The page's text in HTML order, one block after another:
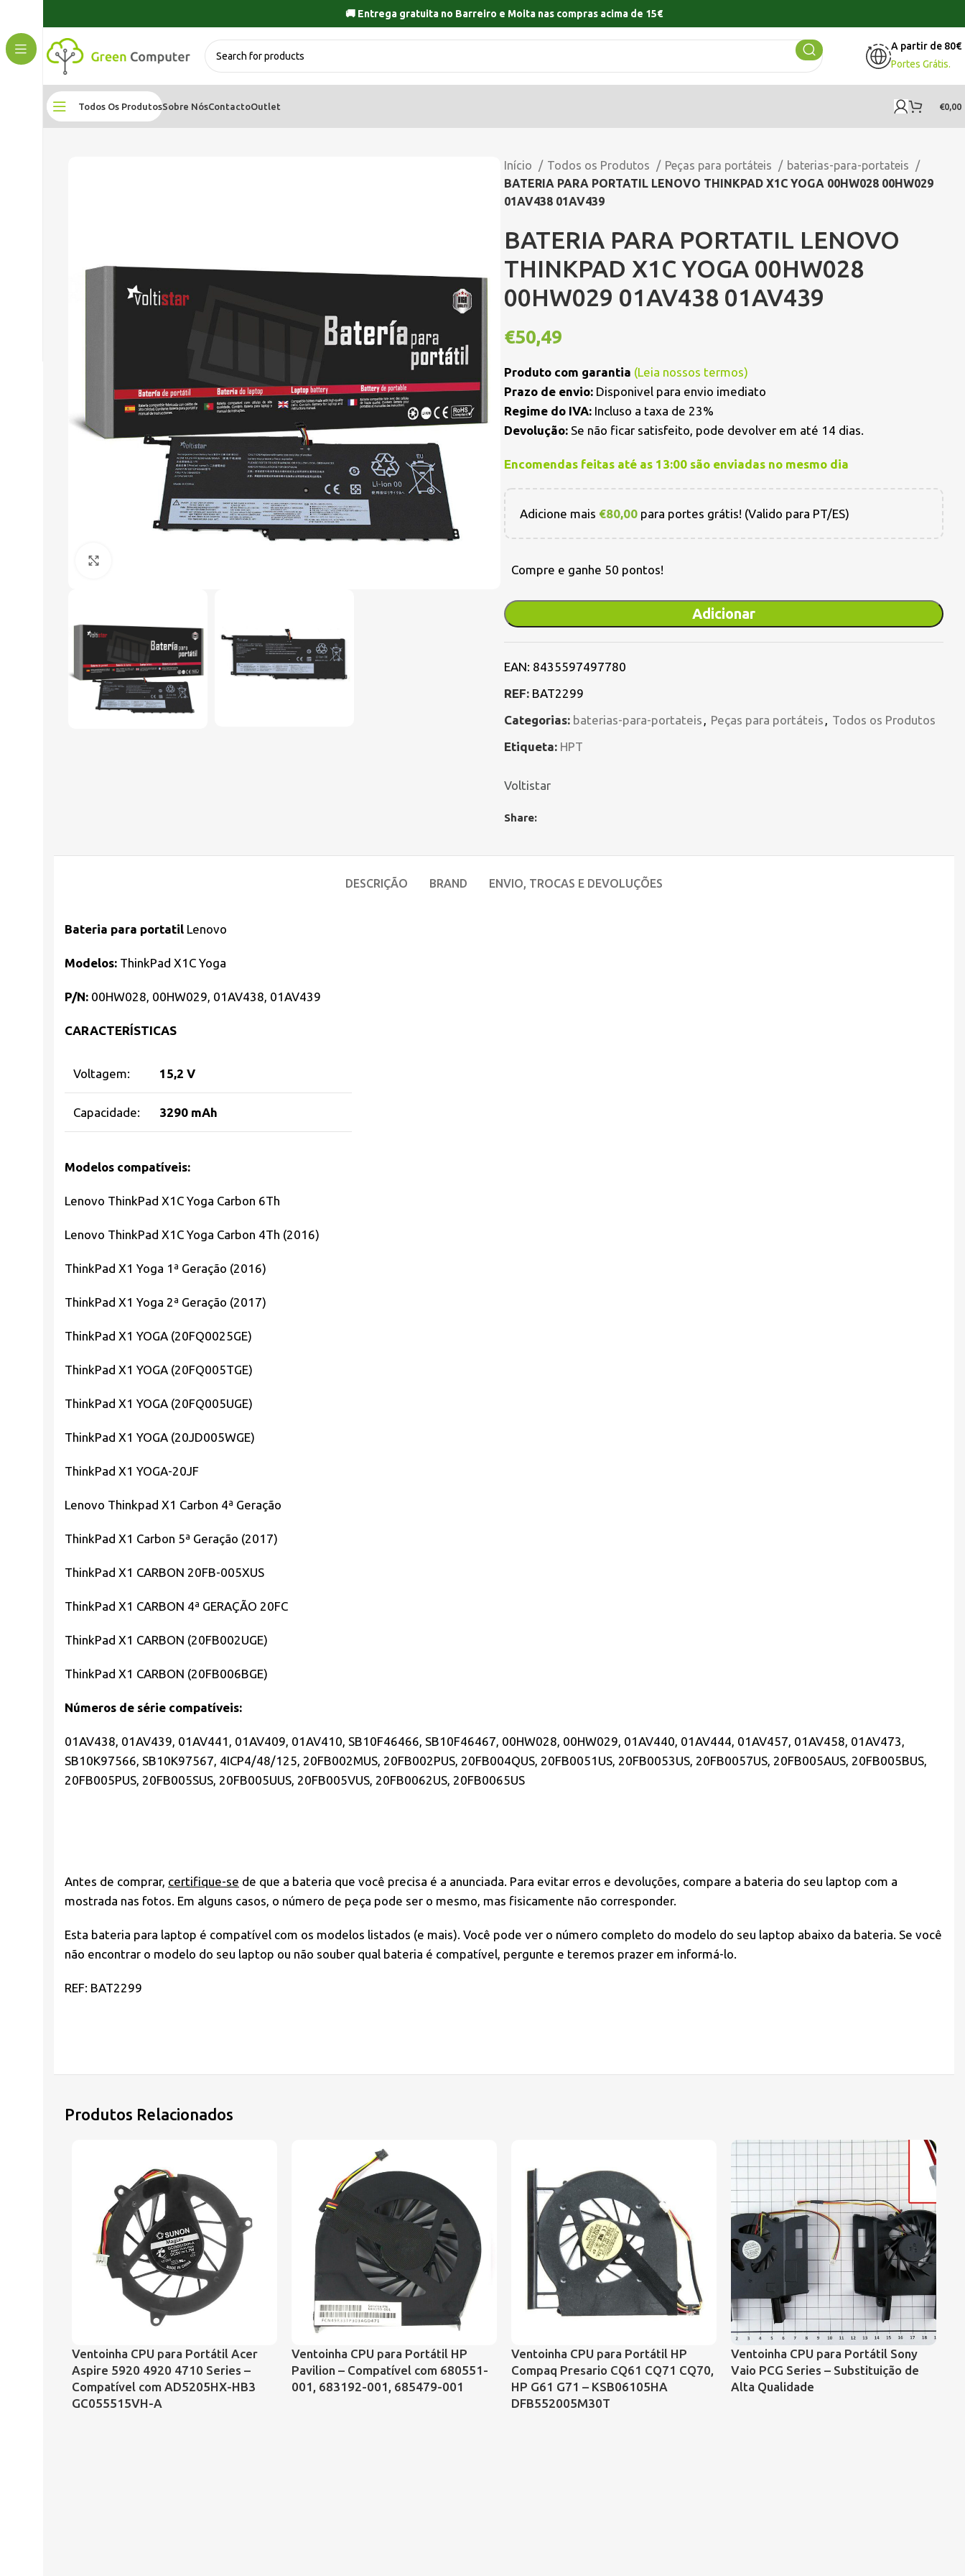
🚚 Entrega gratuita no Barreiro e Moita nas compras acima de 15€
A partir de 80€
Portes Grátis.
Todos Os ProdutosSobre NósContactoOutlet €0,00
Início Todos os Produtos Peças para portáteis
baterias-para-portateis
BATERIA PARA PORTATIL LENOVO THINKPAD X1C YOGA 00HW028 00HW029
01AV438 01AV439
BATERIA PARA PORTATIL LENOVO
THINKPAD X1C YOGA 00HW028
00HW029 01AV438 01AV439
€50,49
Produto com garantia (Leia nossos termos)
Prazo de envio: Disponivel para envio imediato
Regime do IVA: Incluso a taxa de 23%
Devolução: Se não ficar satisfeito, pode devolver em até 14 dias.
Encomendas feitas até as 13:00 são enviadas no mesmo dia
Adicione mais €80,00 para portes grátis! (Valido para PT/ES)
Compre e ganhe 50 pontos!
Adicionar
EAN: 8435597497780
REF: BAT2299
Categorias: baterias-para-portateis , Peças para portáteis , Todos os Produtos
Etiqueta: HPT
Voltistar
Share:
DESCRIÇÃO BRAND ENVIO, TROCAS E DEVOLUÇÕES
Bateria para portatil Lenovo
Modelos: ThinkPad X1C Yoga
P/N: 00HW028, 00HW029, 01AV438, 01AV439
CARACTERÍSTICAS
Voltagem: 15,2 V
Capacidade: 3290 mAh
Modelos compatíveis:
Lenovo ThinkPad X1C Yoga Carbon 6Th
Lenovo ThinkPad X1C Yoga Carbon 4Th (2016)
ThinkPad X1 Yoga 1ª Geração (2016)
ThinkPad X1 Yoga 2ª Geração (2017)
ThinkPad X1 YOGA (20FQ0025GE)
ThinkPad X1 YOGA (20FQ005TGE)
ThinkPad X1 YOGA (20FQ005UGE)
ThinkPad X1 YOGA (20JD005WGE)
ThinkPad X1 YOGA-20JF
Lenovo Thinkpad X1 Carbon 4ª Geração
ThinkPad X1 Carbon 5ª Geração (2017)
ThinkPad X1 CARBON 20FB-005XUS
ThinkPad X1 CARBON 4ª GERAÇÃO 20FC
ThinkPad X1 CARBON (20FB002UGE)
ThinkPad X1 CARBON (20FB006BGE)
Números de série compatíveis:
01AV438, 01AV439, 01AV441, 01AV409, 01AV410, SB10F46466, SB10F46467, 00HW028, 00HW029, 01AV440, 01AV444, 01AV457, 01AV458, 01AV473,
SB10K97566, SB10K97567, 4ICP4/48/125, 20FB002MUS, 20FB002PUS, 20FB004QUS, 20FB0051US, 20FB0053US, 20FB0057US, 20FB005AUS, 20FB005BUS,
20FB005PUS, 20FB005SUS, 20FB005UUS, 20FB005VUS, 20FB0062US, 20FB0065US
Antes de comprar, certifique-se de que a bateria que você precisa é a anunciada. Para evitar erros e devoluções, compare a bateria do seu laptop com a
mostrada nas fotos. Em alguns casos, o número de peça pode ser o mesmo, mas fisicamente não corresponder.
Esta bateria para laptop é compatível com os modelos listados (e mais). Você pode ver o número completo do modelo do seu laptop abaixo da bateria. Se você
não encontrar o modelo do seu laptop ou não souber qual bateria é compatível, pergunte e teremos prazer em informá-lo.
REF: BAT2299
Produtos Relacionados
Ventoinha CPU para Portátil Acer
Aspire 5920 4920 4710 Series –
Compatível com AD5205HX-HB3
GC055515VH-A
Ventoinha CPU para Portátil HP
Pavilion – Compatível com 680551-
001, 683192-001, 685479-001
Ventoinha CPU para Portátil HP
Compaq Presario CQ61 CQ71 CQ70,
HP G61 G71 – KSB06105HA
DFB552005M30T
Ventoinha CPU para Portátil Sony
Vaio PCG Series – Substituição de
Alta Qualidade